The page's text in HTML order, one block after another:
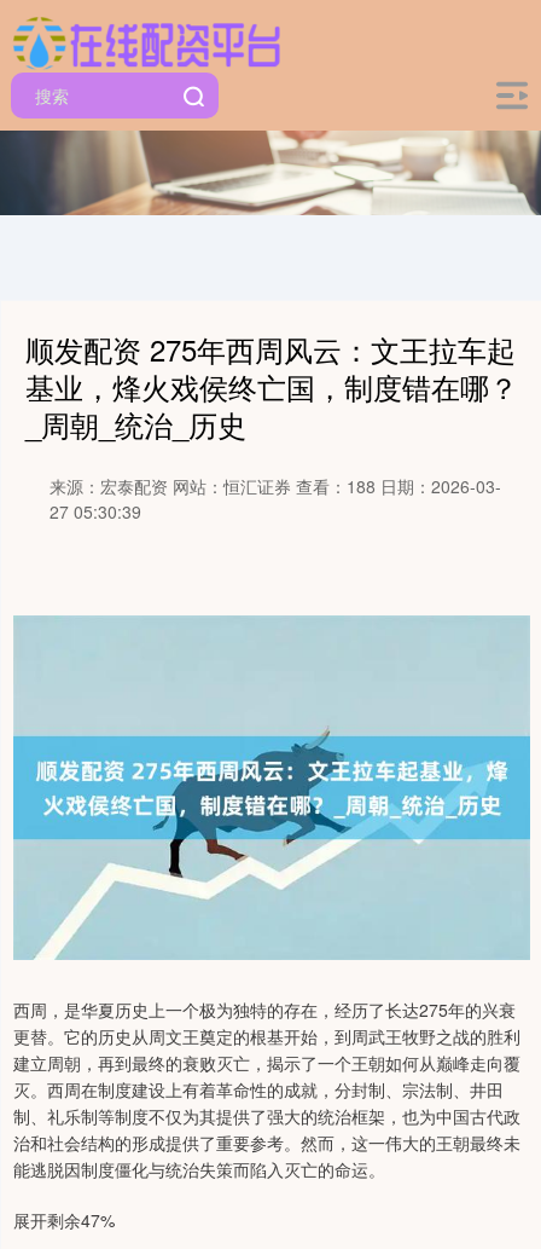
顺发配资 275年西周风云：文王拉车起
基业，烽火戏侯终亡国，制度错在哪？
_周朝_统治_历史
来源：宏泰配资 网站：恒汇证券 查看：188 日期：2026-03-
27 05:30:39
西周，是华夏历史上一个极为独特的存在，经历了长达275年的兴衰
更替。它的历史从周文王奠定的根基开始，到周武王牧野之战的胜利
建立周朝，再到最终的衰败灭亡，揭示了一个王朝如何从巅峰走向覆
灭。西周在制度建设上有着革命性的成就，分封制、宗法制、井田
制、礼乐制等制度不仅为其提供了强大的统治框架，也为中国古代政
治和社会结构的形成提供了重要参考。然而，这一伟大的王朝最终未
能逃脱因制度僵化与统治失策而陷入灭亡的命运。
展开剩余47%